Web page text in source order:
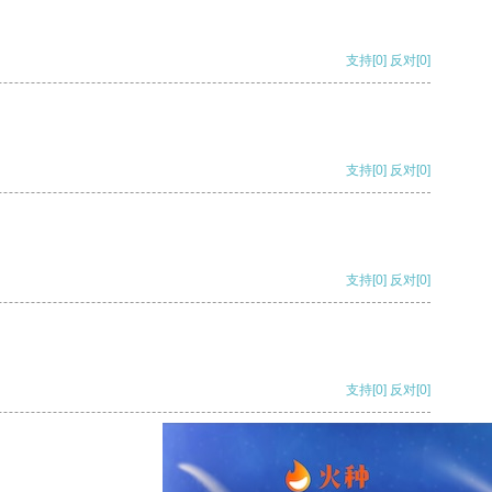
支持[0] 反对[0]
支持[0] 反对[0]
支持[0] 反对[0]
支持[0] 反对[0]